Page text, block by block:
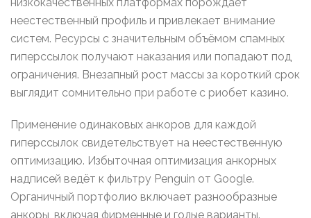
неестественный профиль и привлекает внимание
систем. Ресурсы с значительным объёмом спамных
гиперссылок получают наказания или попадают под
ограничения. Внезапный рост массы за короткий срок
выглядит сомнительно при работе с риобет казино.
Применение одинаковых анкоров для каждой
гиперссылок свидетельствует на неестественную
оптимизацию. Избыточная оптимизация анкорных
надписей ведёт к фильтру Penguin от Google.
Органичный портфолио включает разнообразные
анкоры, включая фирменные и голые варианты.